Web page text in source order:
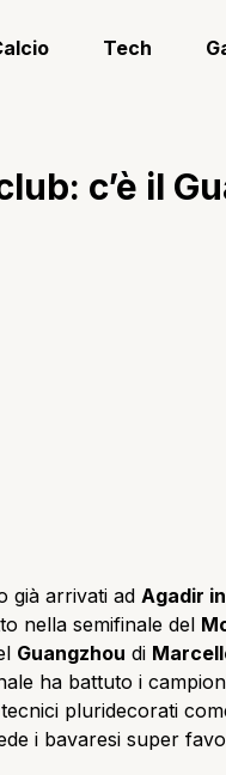
Tech
c’è il
già arrivati ad Agadir
nella semifinale del
Guangzhou di
ha battuto i campioni
pluridecorati
i bavaresi super